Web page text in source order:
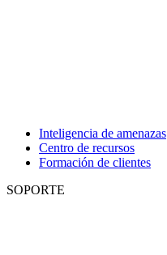
Inteligencia de amenazas
Centro de recursos
Formación de clientes
SOPORTE